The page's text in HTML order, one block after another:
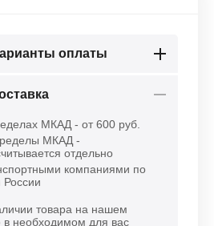
оплаты
МКАД - от 600 руб.
МКАД -
отдельно
компаниями по
России
товара на нашем
в необходимом для вас